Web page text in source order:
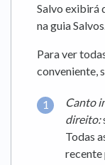
Salvo exibirá
na guia Salvos.
Para ver
conveniente,
Canto
direito:
Todas
recente